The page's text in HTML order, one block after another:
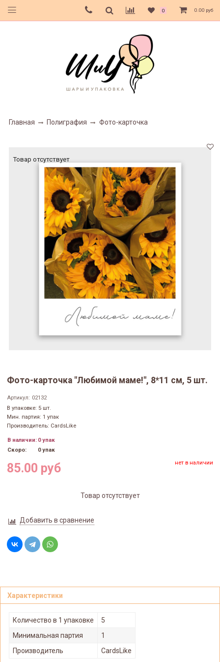
0 0.00 руб
Главная Полиграфия Фото-карточка
Товар отсутствует
Фото-карточка "Любимой маме!", 8*11 см, 5 шт.
Артикул: 02132
В упаковке: 5 шт.
Мин. партия: 1 упак
Производитель: CardsLike
В наличии: 0 упак
Скоро:
0 упак
85.00 руб нет в наличии
Товар отсутствует
Добавить в сравнение
Характеристики
Количество в 1 упаковке
5
Минимальная партия
1
Производитель
CardsLike